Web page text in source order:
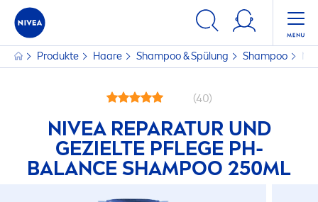
Produkte Haare Shampoo & Spülung Shampoo
(40)
NIVEAREPARATUR UND
GEZIELTE PFLEGE PH-
BALANCE SHAMPOO 250ML